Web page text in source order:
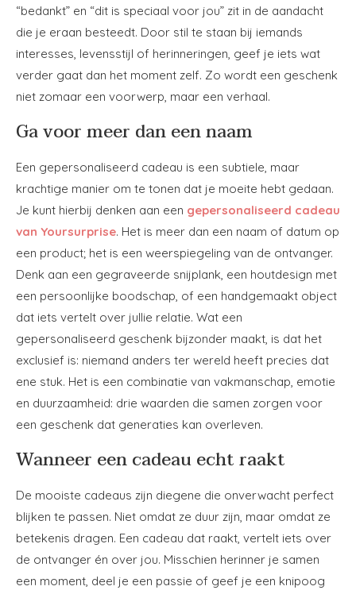
“bedankt” en “dit is speciaal voor jou” zit in de aandacht
die je eraan besteedt. Door stil te staan bij iemands
interesses, levensstijl of herinneringen, geef je iets wat
verder gaat dan het moment zelf. Zo wordt een geschenk
niet zomaar een voorwerp, maar een verhaal.
Ga voor meer dan een naam
Een gepersonaliseerd cadeau is een subtiele, maar
krachtige manier om te tonen dat je moeite hebt gedaan.
Je kunt hierbij denken aan een gepersonaliseerd cadeau
van Yoursurprise. Het is meer dan een naam of datum op
een product; het is een weerspiegeling van de ontvanger.
Denk aan een gegraveerde snijplank, een houtdesign met
een persoonlijke boodschap, of een handgemaakt object
dat iets vertelt over jullie relatie. Wat een
gepersonaliseerd geschenk bijzonder maakt, is dat het
exclusief is: niemand anders ter wereld heeft precies dat
ene stuk. Het is een combinatie van vakmanschap, emotie
en duurzaamheid: drie waarden die samen zorgen voor
een geschenk dat generaties kan overleven.
Wanneer een cadeau echt raakt
De mooiste cadeaus zijn diegene die onverwacht perfect
blijken te passen. Niet omdat ze duur zijn, maar omdat ze
betekenis dragen. Een cadeau dat raakt, vertelt iets over
de ontvanger én over jou. Misschien herinner je samen
een moment, deel je een passie of geef je een knipoog